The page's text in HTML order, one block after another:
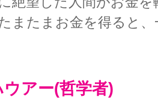
またまお金を得ると
アー(哲学者)